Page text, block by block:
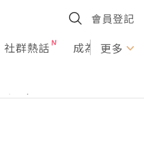
會員登記
社群熱話 成為U更多